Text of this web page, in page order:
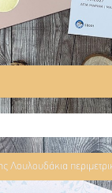
Λουλουδάκια